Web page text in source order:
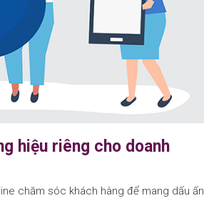
hiệu riêng cho doanh
chăm sóc khách hàng để mang dấu ấn